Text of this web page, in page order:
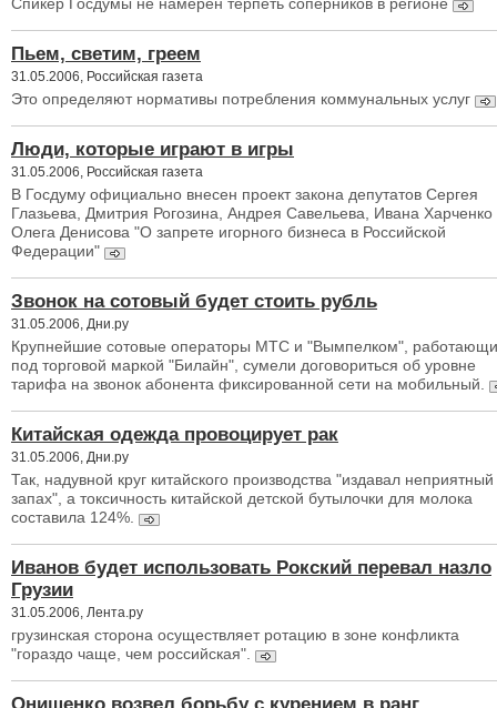
Пьем, светим, греем
31.05.2006, Российская газета
Это определяют нормативы потребления коммунальных услуг
Люди, которые играют в игры
31.05.2006, Российская газета
В Госдуму официально внесен проект закона депутатов Сергея
Глазьева, Дмитрия Рогозина, Андрея Савельева, Ивана Харченко
Олега Денисова "О запрете игорного бизнеса в Российской
Федерации"
Звонок на сотовый будет стоить рубль
31.05.2006, Дни.ру
Крупнейшие сотовые операторы МТС и "Вымпелком",
под торговой маркой "Билайн", сумели договориться об уровне
тарифа на звонок абонента фиксированной сети на мобильный.
Китайская одежда провоцирует рак
31.05.2006, Дни.ру
Так, надувной круг китайского производства "издавал неприятный
запах", а токсичность китайской детской бутылочки для молока
составила 124%.
Иванов будет использовать Рокский перевал назло
Грузии
31.05.2006, Лента.ру
грузинская сторона осуществляет ротацию в зоне конфликта
"гораздо чаще, чем российская".
Онищенко возвел борьбу с курением в ранг